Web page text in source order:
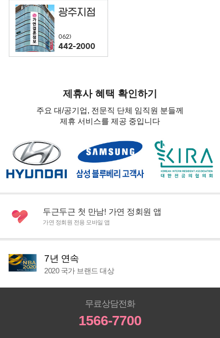
광주지점
062)
442-2000
제휴사 혜택 확인하기
주요 대/공기업, 전문직 단체 임직원 분들께
제휴 서비스를 제공 중입니다
두근두근 첫 만남! 가연 정회원 앱
가연 정회원 전용 모바일 앱
7년 연속
2020 국가 브랜드 대상
무료상담전화
1566-7700